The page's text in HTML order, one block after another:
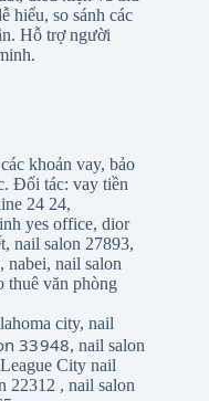
hiểu, so sánh các
Hỗ trợ người
khoản vay, bảo
Đối tác: vay tiền
24 24,
yes office, dior
, nail salon 27893,
, nabei, nail salon
thuê văn phòng
city, nail
33948,nail salon
City nail
22312 , nail salon